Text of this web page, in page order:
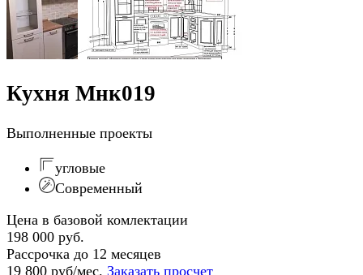
Кухня Мнк019
Выполненные проекты
угловые
Современный
Цена в базовой комлектации
198 000 руб.
Рассрочка до 12 месяцев
19 800 руб/мес. Заказать просчет